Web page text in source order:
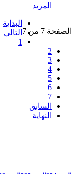
المزيد
الصفحة 7 من 7
البداية
التالي
1
2
3
4
5
6
7
السابق
النهاية